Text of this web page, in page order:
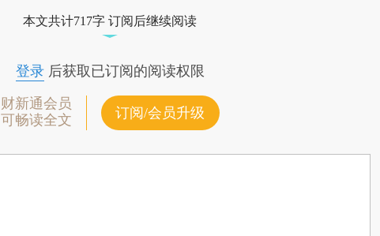
本文共计717字 订阅后继续阅读
登录后获取已订阅的阅读权限
财新通会员
可畅读全文
订阅/会员升级